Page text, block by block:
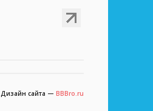
Дизайн сайта — BBBro.ru